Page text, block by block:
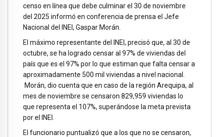
censo en línea que debe culminar el 30 de noviembre
del 2025 informó en conferencia de prensa el Jefe
Nacional del INEI, Gaspar Morán.
El máximo representante del INEI, precisó que, al 30 de
octubre, se ha logrado censar al 97% de viviendas del
país que es el 97% por lo que estiman que falta censar a
aproximadamente 500 mil viviendas a nivel nacional.
Morán, dio cuenta que en caso de la región Arequipa, al
mes de noviembre se censaron 829,959 viviendas lo
que representa el 107%, superándose la meta prevista
por el INEI.
El funcionario puntualizó que a los que no se censaron,